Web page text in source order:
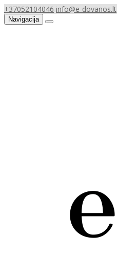
+37052104046 info@e-dovanos.lt
Navigacija